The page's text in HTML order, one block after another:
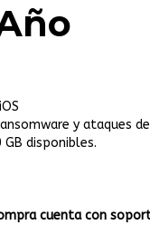
y ataques
GB disponibles.
cuenta con